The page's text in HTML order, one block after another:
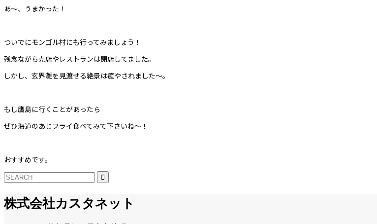
あ〜、うまかった！
ついでにモンゴル村にも行ってみましょう！
残念ながら売店やレストランは閉店してました。
しかし、玄界灘を見渡せる絶景は癒やされました〜。
もし鷹島に行くことがあったら
ぜひ海道のあじフライ食べてみて下さいね〜！
おすすめです。
株式会社カスタネット